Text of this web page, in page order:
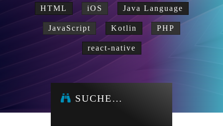
HTML iOS Java Language
JavaScript Kotlin PHP
react-native
SUCHE…